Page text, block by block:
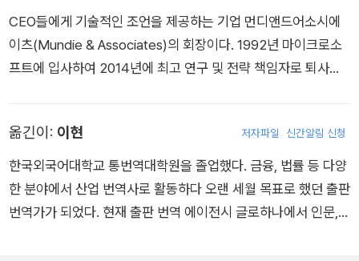
비영리단체인 슈밋사이언스(Schmidt Sciences)를 공동 설립
했다.
CEO들에게 기술적인 조언을 제공하는 기업 먼디앤드어소시에
이츠(Mundie & Associates)의 회장이다. 1992년 마이크로소
프트에 입사하여 2014년에 최고 연구 및 전략 책임자로 퇴사했
ology, ISB)의 소장이자 클리블랜드클리닉(Cleveland Clinic)
의 기술 고문으로 활동 중이다. 인공지능, 생명공학, 융합 에너지,
소재과학 분야 기업들에서 투자자 겸 고문으로도 활동한다. 아울
러 클린턴, 부시, 오바마 행정부에서 국가안보통신자문위원회와
옮긴이: 이현 저자파일 신간알림 신청
한국외국어대학교 통번역대학원을 졸업했다. 금융, 법률 등 다양
한 분야에서 산업 번역사로 활동하다 오랜 세월 목표로 했던 출판
번역가가 되었다. 현재 출판 번역 에이전시 글로하나에서 인문,